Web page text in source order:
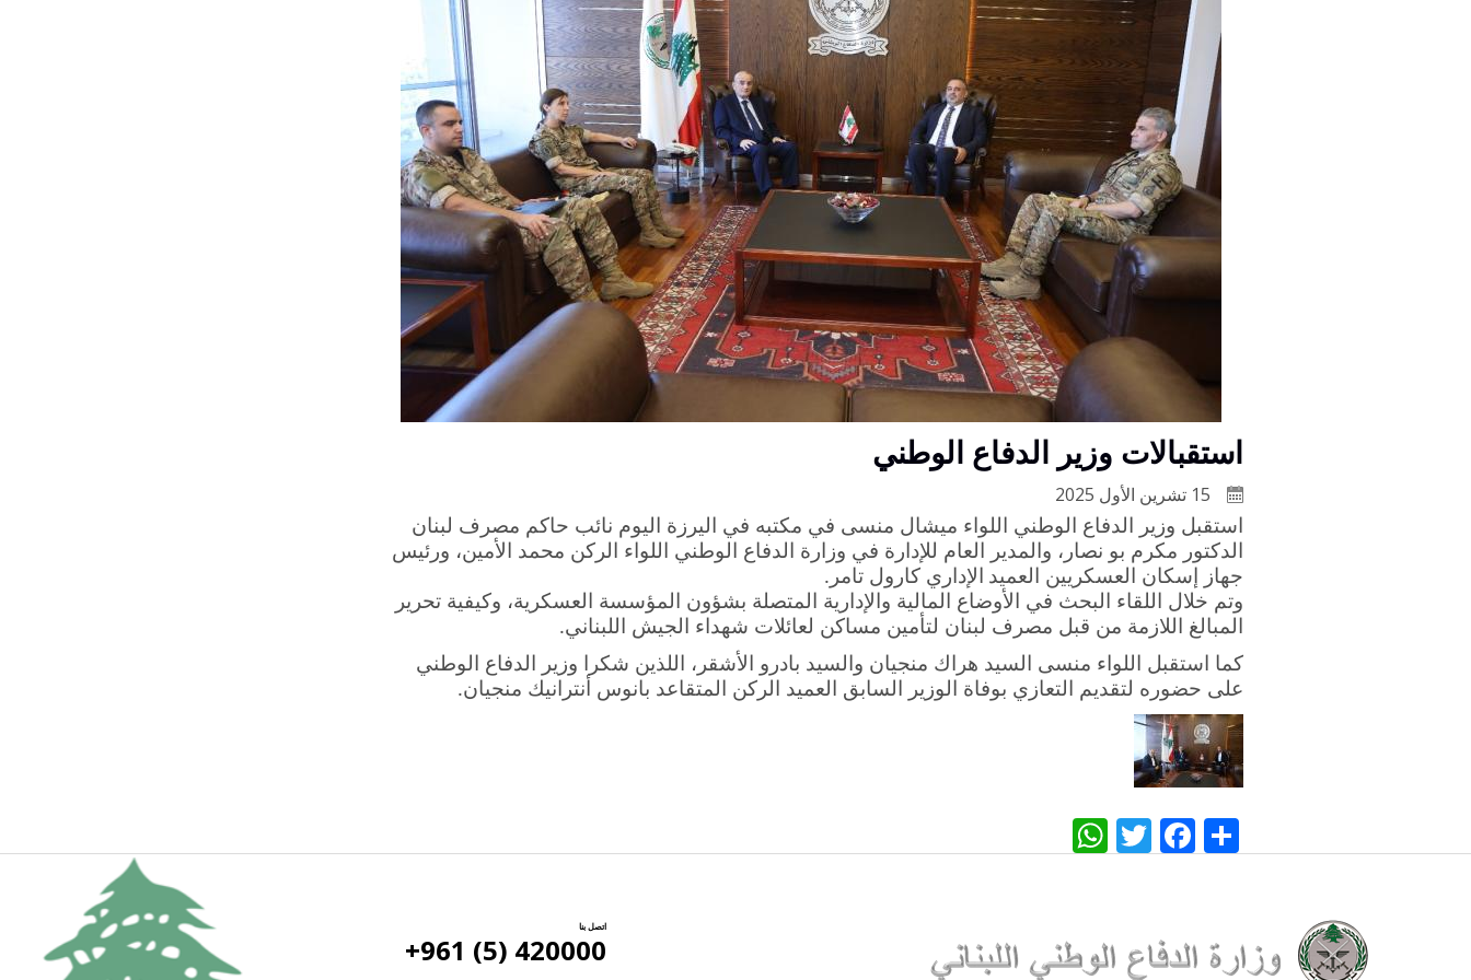
استقبالات وزير الدفاع الوطني
استقبل وزير الدفاع الوطني اللواء ميشال منسى في مكتبه في اليرزة اليوم نائب حاكم مصرف لبنان
الدكتور مكرم بو نصار، والمدير العام للإدارة في وزارة الدفاع الوطني اللواء الركن محمد الأمين، ورئيس
جهاز إسكان العسكريين العميد الإداري كارول تامر .
وتم خلال اللقاء البحث في الأوضاع المالية والإدارية المتصلة بشؤون المؤسسة العسكرية، وكيفية تحرير
المبالغ اللازمة من قبل مصرف لبنان لتأمين مساكن لعائلات شهداء الجيش اللبناني.
كما استقبل اللواء منسى السيد هراك منجيان والسيد بادرو الأشقر، اللذين شكرا وزير الدفاع الوطني
على حضوره لتقديم التعازي بوفاة الوزير السابق العميد الركن المتقاعد بانوس أنترانيك منجيان.
Share
Facebook
Twitter
اتصل بنا
420000 (5) 961+